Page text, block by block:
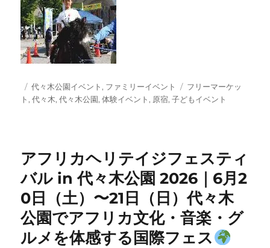
投
稿
カ
テ
代々木公園イベント , ファミリーイベント
タ
グ
フリーマーケッ
ト ,代々木,代々木公園,体験イベント , 原宿,子どもイベント
アフリカヘリテイジフェスティ
バル in 代々木公園 2026｜6月2
0日（土）〜21日（日）代々木
公園でアフリカ文化・音楽・グ
ルメを体感する国際フェス